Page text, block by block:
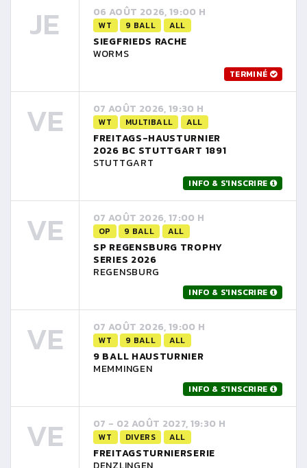
JE 06 AOÛT 2026, 19:00 H
WT 9 BALL ALL
SIEGFRIEDS RACHE
WORMS
TERMINÉ
VE 07 AOÛT 2026, 19:30 H
WT MULTIBALL ALL
FREITAGS-HAUSTURNIER
2026 BC STUTTGART 1891
STUTTGART
INFO & S'INSCRIRE
VE 07 AOÛT 2026, 17:00 H
OP 9 BALL ALL
SP REGENSBURG TROPHY
SERIES 2026
REGENSBURG
INFO & S'INSCRIRE
VE 07 AOÛT 2026, 19:00 H
WT 9 BALL ALL
9 BALL HAUSTURNIER
MEMMINGEN
INFO & S'INSCRIRE
VE 07 - 02 AOÛT 2027, 19:30 H
WT DIVERS ALL
FREITAGSTURNIERSERIE